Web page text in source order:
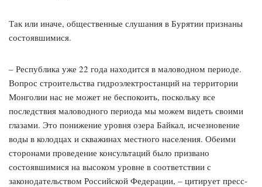
Так или иначе, общественные слушания в Бурятии признаны
состоявшимися.
– Республика уже 22 года находится в маловодном периоде.
Вопрос строительства гидроэлектростанций на территории
Монголии нас не может не беспокоить, поскольку все
последствия маловодного периода мы можем видеть своими
глазами. Это понижение уровня озера Байкал, исчезновение
воды в колодцах и скважинах местного населения. Обеими
сторонами проведение консультаций было призвано
состоявшимися на высоком уровне в соответствии с
законодательством Российской Федерации, – цитирует пресс-